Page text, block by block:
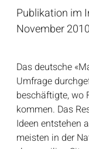
Publikation im
November 2010
Das deutsche
Umfrage
beschäftigte, wo
kommen. Das
Ideen entstehen
meisten in der